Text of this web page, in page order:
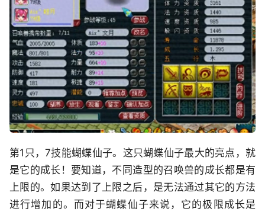
第1只，7技能蝴蝶仙子。这只蝴蝶仙子最大的亮点，就
是它的成长！要知道，不同造型的召唤兽的成长都是有
上限的。如果达到了上限之后，是无法通过其它的方法
进行增加的。而对于蝴蝶仙子来说，它的极限成长是